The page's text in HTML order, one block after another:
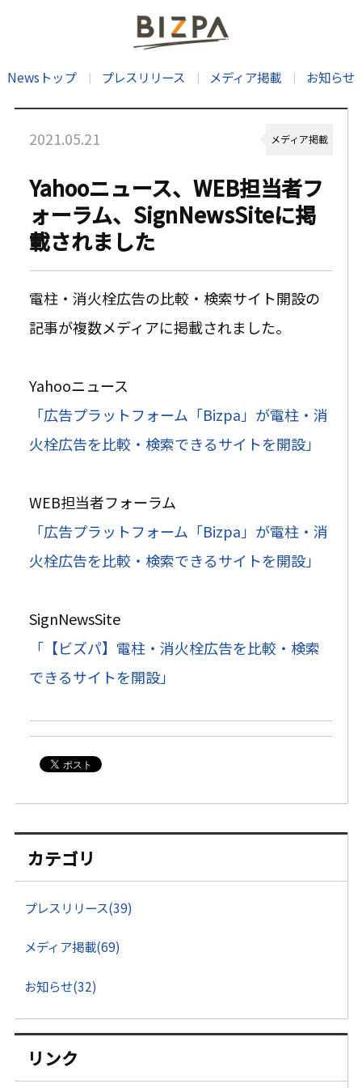
Newsトップ プレスリリース メディア掲載 お知らせ
2021.05.21 メディア掲載
Yahooニュース、WEB担当者フ
ォーラム、SignNewsSiteに掲
載されました
電柱・消火栓広告の比較・検索サイト開設の
記事が複数メディアに掲載されました。
Yahooニュース
「広告プラットフォーム「Bizpa」が電柱・消
火栓広告を比較・検索できるサイトを開設」
WEB担当者フォーラム
「広告プラットフォーム「Bizpa」が電柱・消
火栓広告を比較・検索できるサイトを開設」
SignNewsSite
「【ビズパ】電柱・消火栓広告を比較・検索
できるサイトを開設」
カテゴリ
プレスリリース(39)
メディア掲載(69)
お知らせ(32)
リンク